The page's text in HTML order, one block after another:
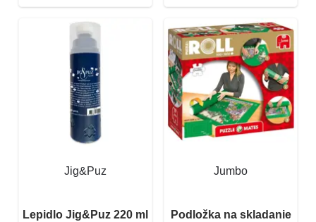
Jig&Puz
Lepidlo Jig&Puz 220 ml
Jumbo
Podložka na skladanie